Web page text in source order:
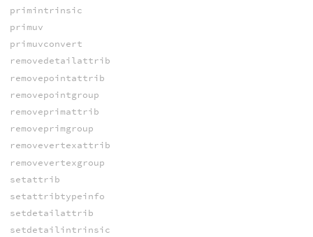
primintrinsic
primuv
primuvconvert
removedetailattrib
removepointattrib
removepointgroup
removeprimattrib
removeprimgroup
removevertexattrib
removevertexgroup
setattrib
setattribtypeinfo
setdetailattrib
setdetailintrinsic